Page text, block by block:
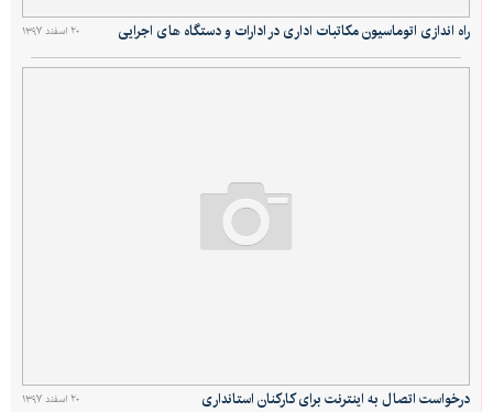
۲۰ اسفند ۱۳۹۷ راه اندازی اتوماسیون مکاتبات اداری در ادارات و دستگاه های اجرایی
۲۰ اسفند ۱۳۹۷ درخواست اتصال به اینترنت برای کارکنان استانداری